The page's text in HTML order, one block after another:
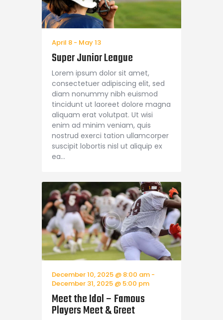
April 8 - May 13
Super Junior League
Lorem ipsum dolor sit amet,
consectetuer adipiscing elit, sed
diam nonummy nibh euismod
tincidunt ut laoreet dolore magna
aliquam erat volutpat. Ut wisi
enim ad minim veniam, quis
nostrud exerci tation ullamcorper
suscipit lobortis nisl ut aliquip ex
ea…
December 10, 2025 @ 8:00 am -
December 31, 2025 @ 5:00 pm
Meet the Idol – Famous
Players Meet & Greet